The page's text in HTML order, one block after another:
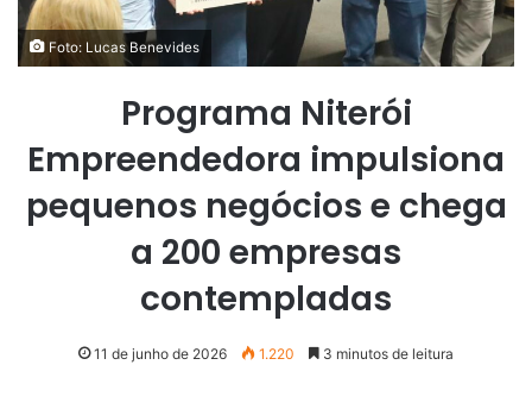
Foto: Lucas Benevides
Programa Niterói
Empreendedora impulsiona
pequenos negócios e chega
a 200 empresas
contempladas
11 de junho de 2026 1.220 3 minutos de leitura